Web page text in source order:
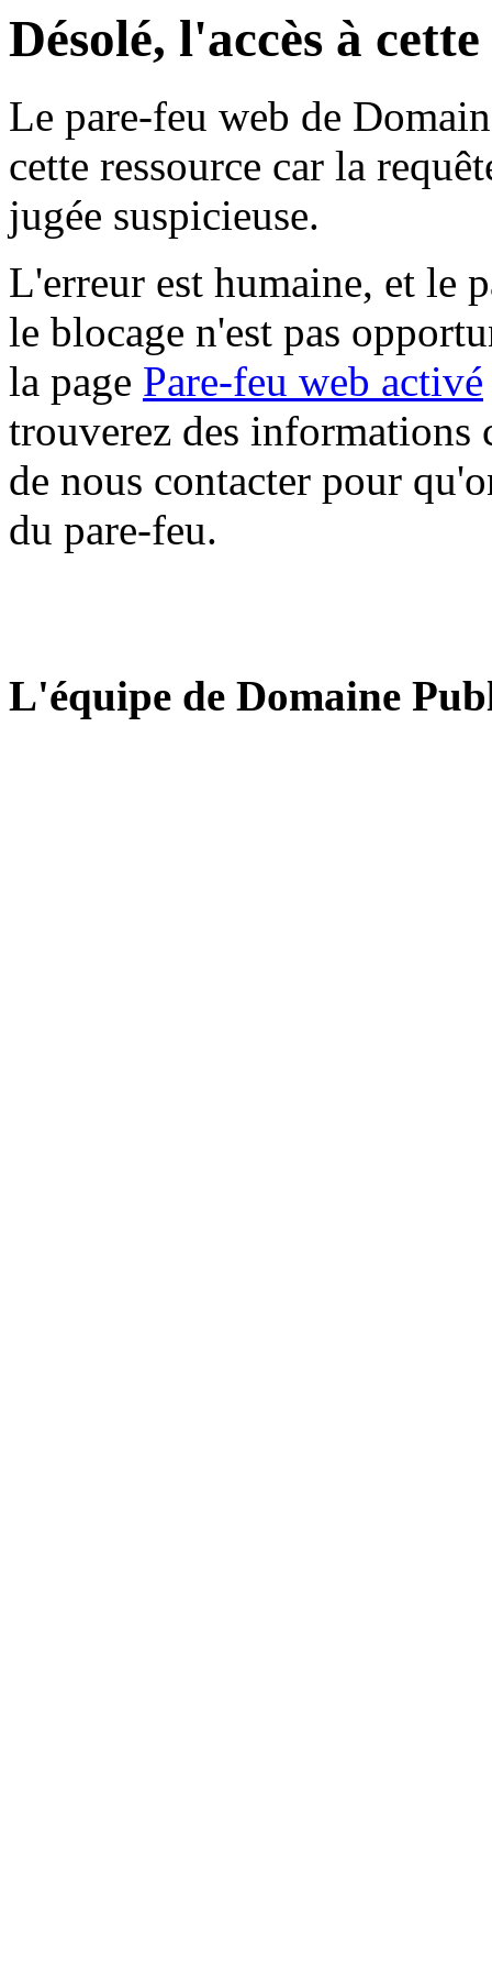
Désolé, l'accès à
Le pare-feu web de
cette ressource car la
jugée suspicieuse.
L'erreur est humaine, et le
le blocage n'est pas
la page Pare-feu web activé
trouverez des informations
de nous contacter pour
du pare-feu.
L'équipe de Domaine